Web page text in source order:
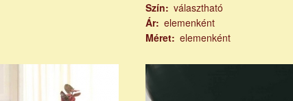
Szín
választható
Ár elemenként
Méret
elemenként